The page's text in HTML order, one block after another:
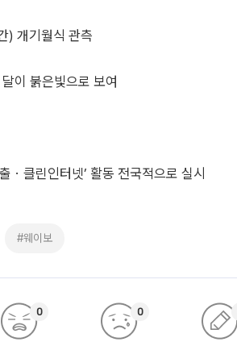
) 개기월식 관측
이 붉은빛으로 보여
클린인터넷’ 활동 전국적으로 실시
#웨이보
0 0